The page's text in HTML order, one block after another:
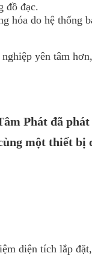
đồ đạc.
hóa do hệ thống
yên tâm
Phát đã
một thiết bị
diện tích lắp